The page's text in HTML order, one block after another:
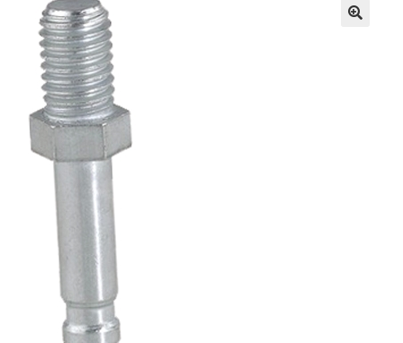
Контакты
Корзина
Мой аккаунт
Оставить отзыв
Оформление заказа
Подтверждение заказа
Скидки